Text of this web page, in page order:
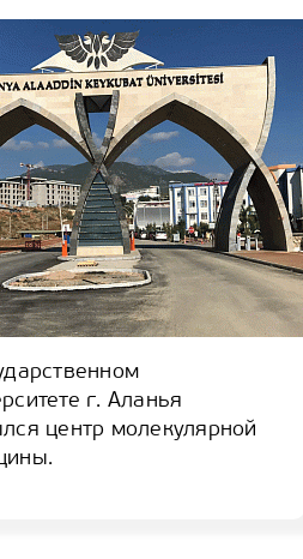
г. Аланья
центр молекулярной